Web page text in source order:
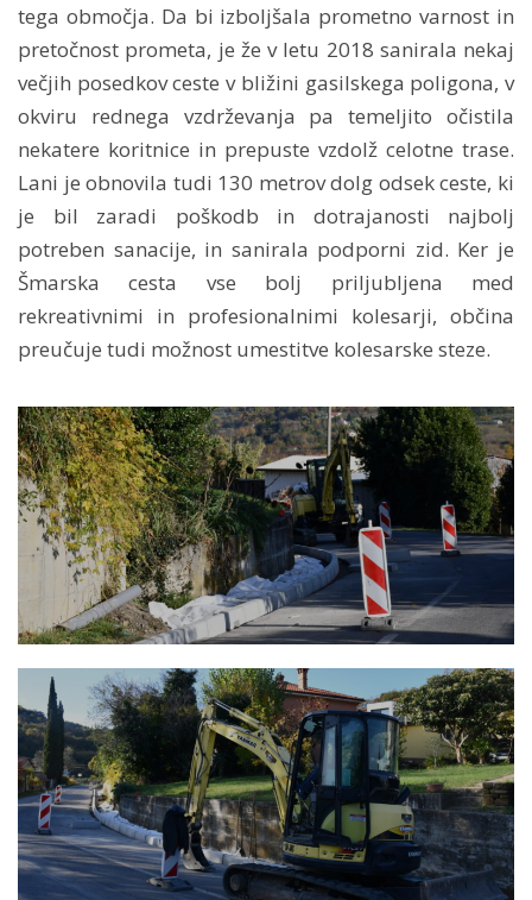
tega območja. Da bi izboljšala prometno varnost in
pretočnost prometa, je že v letu 2018 sanirala nekaj
večjih posedkov ceste v bližini gasilskega poligona, v
okviru rednega vzdrževanja pa temeljito očistila
nekatere koritnice in prepuste vzdolž celotne trase.
Lani je obnovila tudi 130 metrov dolg odsek ceste, ki
je bil zaradi poškodb in dotrajanosti najbolj
potreben sanacije, in sanirala podporni zid. Ker je
Šmarska cesta vse bolj priljubljena med
rekreativnimi in profesionalnimi kolesarji, občina
preučuje tudi možnost umestitve kolesarske steze.